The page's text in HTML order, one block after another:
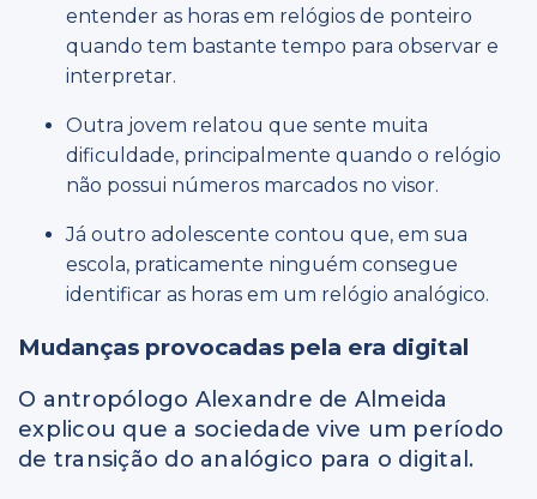
entender as horas em relógios de ponteiro
quando tem bastante tempo para observar e
interpretar.
Outra jovem relatou que sente muita
dificuldade, principalmente quando o relógio
não possui números marcados no visor.
Já outro adolescente contou que, em sua
escola, praticamente ninguém consegue
identificar as horas em um relógio analógico.
Mudanças provocadas pela era digital
O antropólogo Alexandre de Almeida
explicou que a sociedade vive um período
de transição do analógico para o digital.